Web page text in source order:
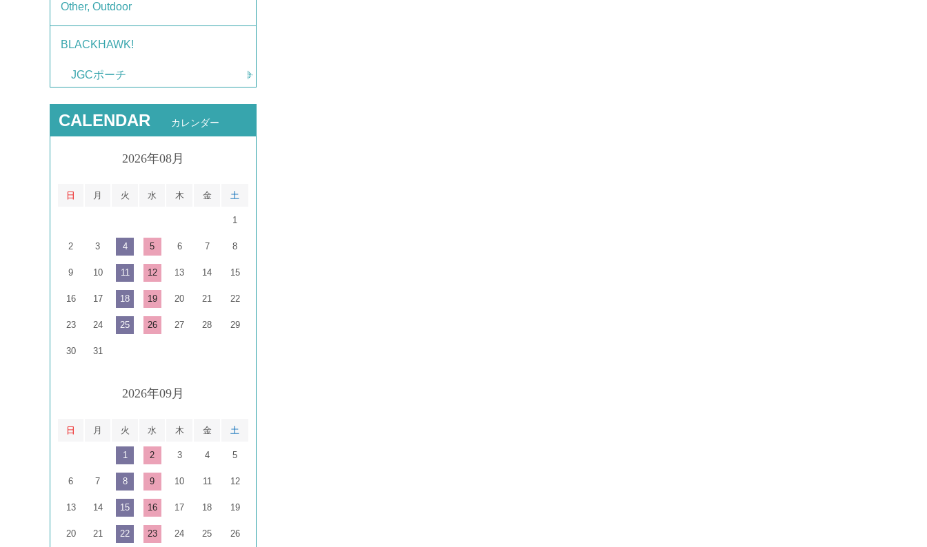
Other, Outdoor
BLACKHAWK!
JGCポーチ
CALENDAR カレンダー
2026年08月
日 月 火 水 木 金 土
1
2 3 4 5 6 7 8
9 10 11 12 13 14 15
16 17 18 19 20 21 22
23 24 25 26 27 28 29
30 31
2026年09月
日 月 火 水 木 金 土
1 2 3 4 5
6 7 8 9 10 11 12
13 14 15 16 17 18 19
20 21 22 23 24 25 26